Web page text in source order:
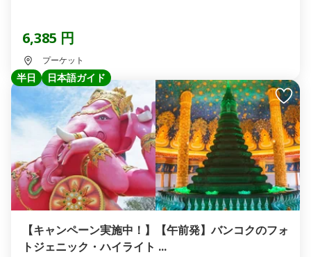
6,385 円
プーケット
半日 日本語ガイド
【キャンペーン実施中！】【午前発】バンコクのフォ
トジェニック・ハイライト ...